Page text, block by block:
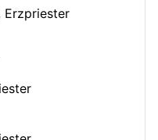
Erzpriester